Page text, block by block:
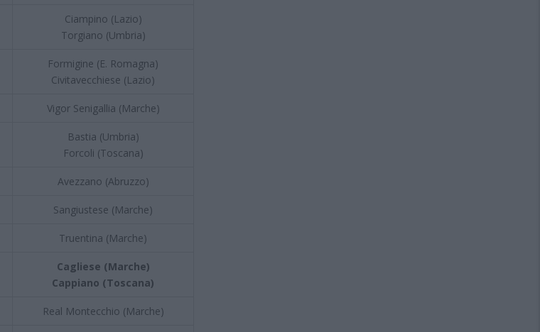
Ciampino (Lazio)
Torgiano (Umbria)
Formigine (E. Romagna)
Civitavecchiese (Lazio)
Vigor Senigallia (Marche)
Bastia (Umbria)
Forcoli (Toscana)
Avezzano (Abruzzo)
Sangiustese (Marche)
Truentina (Marche)
Cagliese (Marche)
Cappiano (Toscana)
Real Montecchio (Marche)